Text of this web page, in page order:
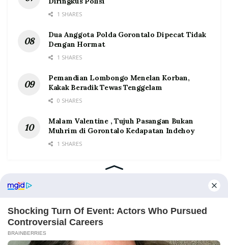
1 SHARES
Dua Anggota Polda Gorontalo Dipecat Tidak
Dengan Hormat
1 SHARES
Pemandian Lombongo Menelan Korban,
Kakak Beradik Tewas Tenggelam
0 SHARES
Malam Valentine , Tujuh Pasangan Bukan
Muhrim di Gorontalo Kedapatan Indehoy
1 SHARES
Home Tentang Kontak Redaksi Pedoman Media Siber